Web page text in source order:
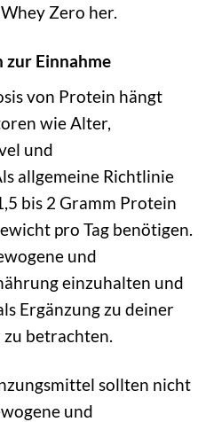
Zero her.
Einnahme
von Protein hängt
wie Alter,
und
allgemeine Richtlinie
bis 2 Gramm Protein
pro Tag benötigen.
und
einzuhalten und
Ergänzung zu deiner
betrachten.
sollten nicht
und